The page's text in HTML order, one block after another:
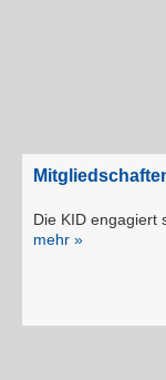
Die KID engagiert
mehr »